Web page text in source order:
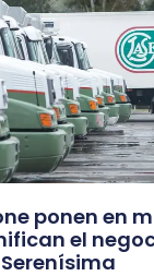
ponen en
el
Serenísima